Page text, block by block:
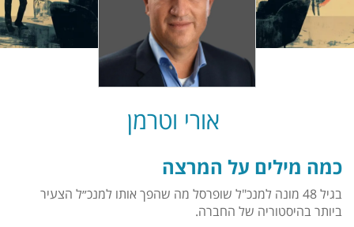
אורי וטרמן
כמה מילים על המרצה
בגיל 48 מונה למנכ"ל שופרסל מה שהפך אותו למנכ״ל הצעיר
ביותר בהיסטוריה של החברה.